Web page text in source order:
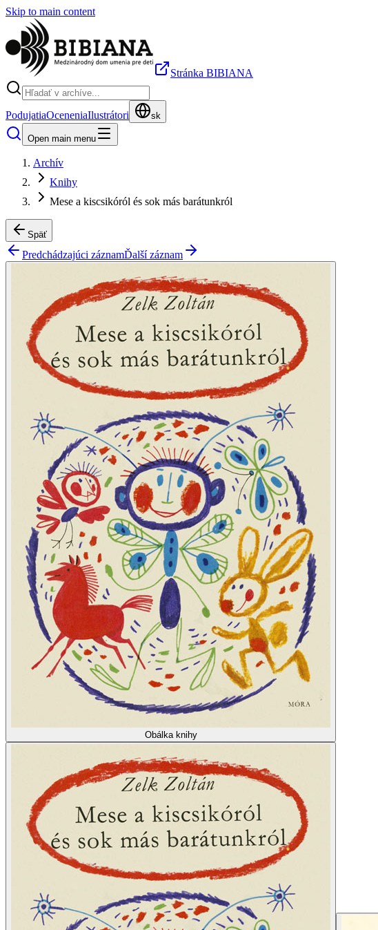
Skip to main content
Stránka BIBIANA
PodujatiaOceneniaIlustrátori sk
Open main menu
Archív
Knihy
Mese a kiscsikóról és sok más barátunkról
Späť
Predchádzajúci záznamĎalší záznam
Obálka knihy